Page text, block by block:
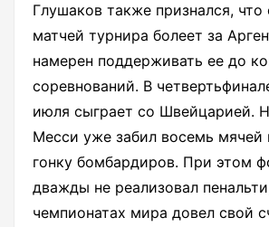
Глушаков также признался, что
матчей турнира болеет за
намерен поддерживать ее до
соревнований. В
июля сыграет со Швейцарией.
Месси уже забил восемь мячей
гонку бомбардиров. При этом
дважды не реализовал
чемпионатах мира довел свой